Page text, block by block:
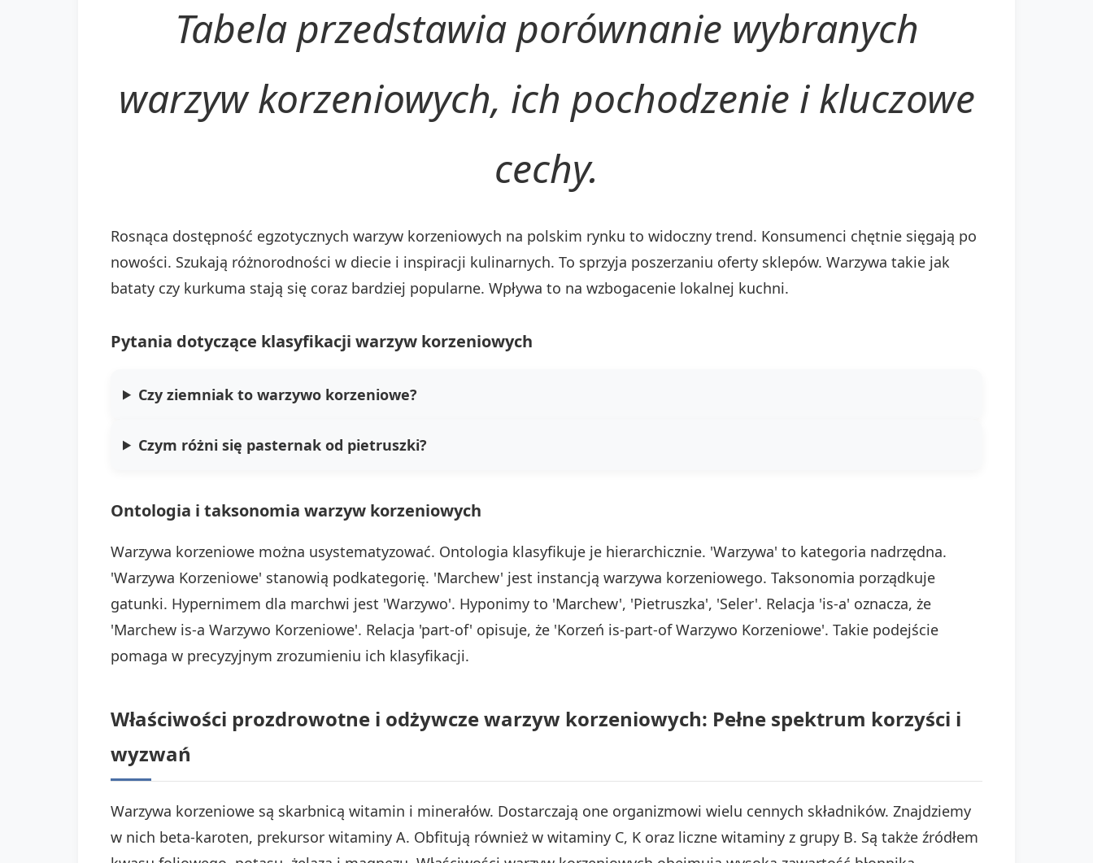
Tabela przedstawia porównanie wybranych
warzyw korzeniowych, ich pochodzenie i kluczowe
cechy.
Rosnąca dostępność egzotycznych warzyw korzeniowych na polskim rynku to widoczny trend. Konsumenci chętnie sięgają po
nowości. Szukają różnorodności w diecie i inspiracji kulinarnych. To sprzyja poszerzaniu oferty sklepów. Warzywa takie jak
bataty czy kurkuma stają się coraz bardziej popularne. Wpływa to na wzbogacenie lokalnej kuchni.
Pytania dotyczące klasyfikacji warzyw korzeniowych
Czy ziemniak to warzywo korzeniowe?
Czym różni się pasternak od pietruszki?
Ontologia i taksonomia warzyw korzeniowych
Warzywa korzeniowe można usystematyzować. Ontologia klasyfikuje je hierarchicznie. 'Warzywa' to kategoria nadrzędna.
'Warzywa Korzeniowe' stanowią podkategorię. 'Marchew' jest instancją warzywa korzeniowego. Taksonomia porządkuje
gatunki. Hypernimem dla marchwi jest 'Warzywo'. Hyponimy to 'Marchew', 'Pietruszka', 'Seler'. Relacja 'is-a' oznacza, że
'Marchew is-a Warzywo Korzeniowe'. Relacja 'part-of' opisuje, że 'Korzeń is-part-of Warzywo Korzeniowe'. Takie podejście
pomaga w precyzyjnym zrozumieniu ich klasyfikacji.
Właściwości prozdrowotne i odżywcze warzyw korzeniowych: Pełne spektrum korzyści i
wyzwań
Warzywa korzeniowe są skarbnicą witamin i minerałów. Dostarczają one organizmowi wielu cennych składników. Znajdziemy
w nich beta-karoten, prekursor witaminy A. Obfitują również w witaminy C, K oraz liczne witaminy z grupy B. Są także źródłem